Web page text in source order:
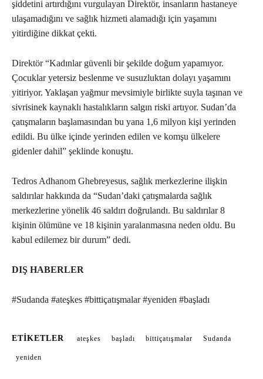
şiddetini artırdığını vurgulayan Direktör, insanların hastaneye
ulaşamadığını ve sağlık hizmeti alamadığı için yaşamını
yitirdiğine dikkat çekti.
Direktör “Kadınlar güvenli bir şekilde doğum yapamıyor.
Çocuklar yetersiz beslenme ve susuzluktan dolayı yaşamını
yitiriyor. Yaklaşan yağmur mevsimiyle birlikte suyla taşınan ve
sivrisinek kaynaklı hastalıkların salgın riski artıyor. Sudan’da
çatışmaların başlamasından bu yana 1,6 milyon kişi yerinden
edildi. Bu ülke içinde yerinden edilen ve komşu ülkelere
gidenler dahil” şeklinde konuştu.
Tedros Adhanom Ghebreyesus, sağlık merkezlerine ilişkin
saldırılar hakkında da “Sudan’daki çatışmalarda sağlık
merkezlerine yönelik 46 saldırı doğrulandı. Bu saldırılar 8
kişinin ölümüne ve 18 kişinin yaralanmasına neden oldu. Bu
kabul edilemez bir durum” dedi.
DIŞ HABERLER
#Sudanda #ateşkes #bittiçatışmalar #yeniden #başladı
ETIKETLER ateşkes başladı bittiçatışmalar Sudanda
yeniden